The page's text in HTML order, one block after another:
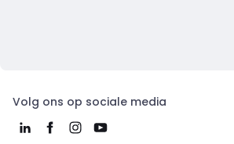
Volg ons op sociale media